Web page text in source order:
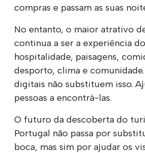
compras e passam as suas
No entanto, o maior atrativo
continua a ser a experiência
hospitalidade, paisagens,
desporto, clima e
digitais não substituem isso.
pessoas a encontrá-las.
O futuro da descoberta do
Portugal não passa por
boca, mas sim por ajudar os